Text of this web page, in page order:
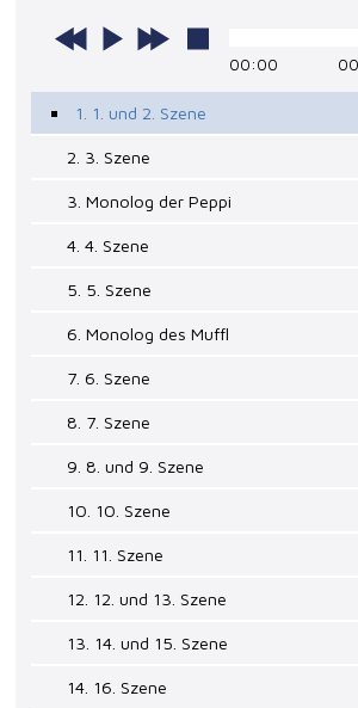
00:00
1. 1. und 2. Szene
2. 3. Szene
3. Monolog der Peppi
4. 4. Szene
5. 5. Szene
6. Monolog des Muffl
7. 6. Szene
8. 7. Szene
9. 8. und 9. Szene
10. 10. Szene
11. 11. Szene
12. 12. und 13. Szene
13. 14. und 15. Szene
14. 16. Szene